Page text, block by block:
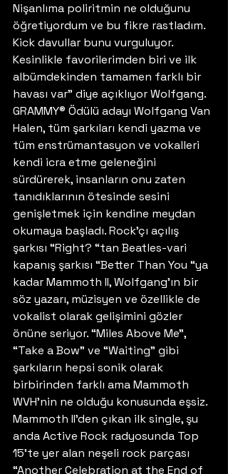
Nişanlıma poliritmin ne olduğunu
öğretiyordum ve bu fikre rastladım.
Kick davullar bunu vurguluyor.
Kesinlikle favorilerimden biri ve ilk
albümdekinden tamamen farklı bir
havası var” diye açıklıyor Wolfgang.
GRAMMY® Ödülü adayı Wolfgang Van
Halen, tüm şarkıları kendi yazma ve
tüm enstrümantasyon ve vokalleri
kendi icra etme geleneğini
sürdürerek, insanların onu zaten
tanıdıklarının ötesinde sesini
genişletmek için kendine meydan
okumaya başladı. Rock’çı açılış
şarkısı “Right? “tan Beatles-vari
kapanış şarkısı “Better Than You “ya
kadar Mammoth II, Wolfgang’ın bir
söz yazarı, müzisyen ve özellikle de
vokalist olarak gelişimini gözler
önüne seriyor. “Miles Above Me”,
“Take a Bow” ve “Waiting” gibi
şarkıların hepsi sonik olarak
birbirinden farklı ama Mammoth
WVH’nin ne olduğu konusunda eşsiz.
Mammoth II’den çıkan ilk single, şu
anda Active Rock radyosunda Top
15’te yer alan neşeli rock parçası
“Another Celebration at the End of